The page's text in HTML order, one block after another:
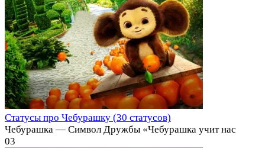
Статусы про Чебурашку (30 статусов)
Чебурашка — Символ Дружбы «Чебурашка учит нас
03